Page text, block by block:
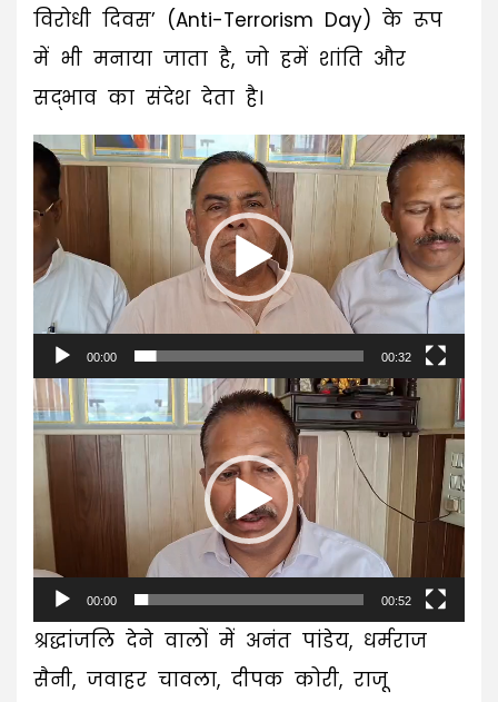
विरोधी दिवस’ (Anti-Terrorism Day) के रूप
में भी मनाया जाता है, जो हमें शांति और
सद्भाव का संदेश देता है।
Video
Player
00:00 00:32
Video
Player
00:00 00:52
श्रद्धांजलि देने वालों में अनंत पांडेय, धर्मराज
सैनी, जवाहर चावला, दीपक कोरी, राजू